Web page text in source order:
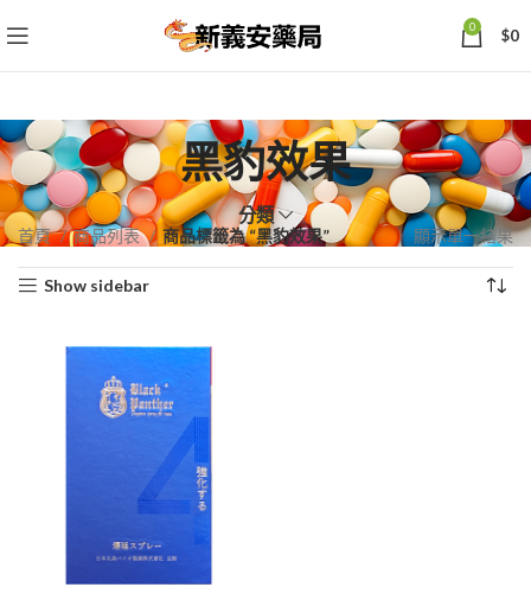
0 $0
黑豹效果
分類
首頁 商品列表 商品標籤為 “黑豹效果” 顯示單一結果
Show sidebar